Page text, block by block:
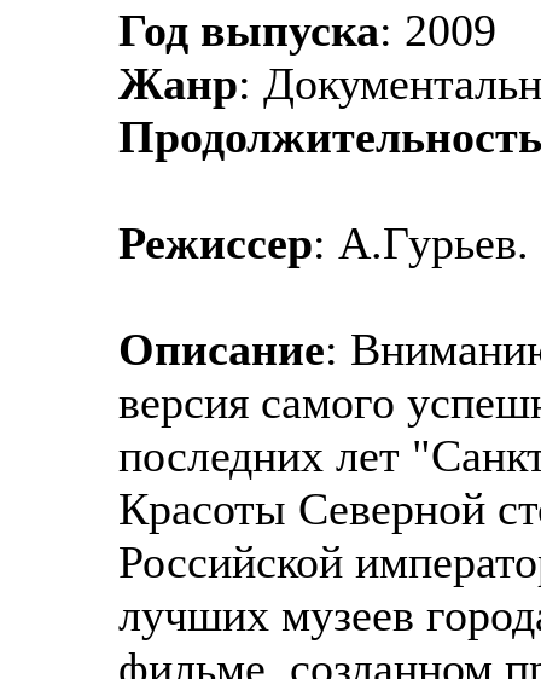
Год выпуска: 2009
Жанр:
Продолжительность
Режиссер: А.Гурьев.
Описание:
версия самого
последних лет
Красоты Северной
Российской
лучших музеев
фильме, созданном